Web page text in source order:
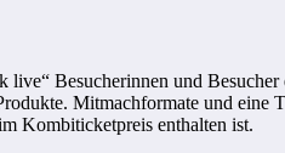
Besucherinnen und
Mitmachformate und
Kombiticketpreis enthalten ist.